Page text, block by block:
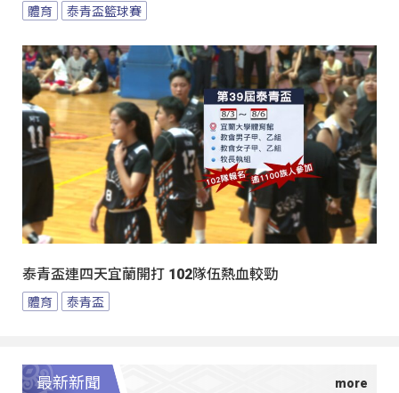
體育 泰青盃籃球賽
泰青盃連四天宜蘭開打 102隊伍熱血較勁
體育 泰青盃
最新新聞